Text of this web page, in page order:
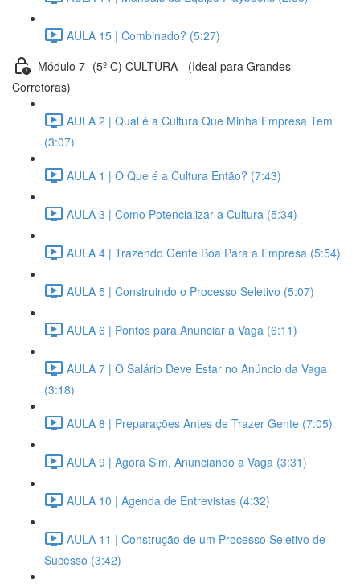
AULA 15 | Combinado? (5:27)
Módulo 7- (5º C) CULTURA - (Ideal para Grandes
Corretoras)
AULA 2 | Qual é a Cultura Que Minha Empresa Tem
(3:07)
AULA 1 | O Que é a Cultura Então? (7:43)
AULA 3 | Como Potencializar a Cultura (5:34)
AULA 4 | Trazendo Gente Boa Para a Empresa (5:54)
AULA 5 | Construindo o Processo Seletivo (5:07)
AULA 6 | Pontos para Anunciar a Vaga (6:11)
AULA 7 | O Salário Deve Estar no Anúncio da Vaga
(3:18)
AULA 8 | Preparações Antes de Trazer Gente (7:05)
AULA 9 | Agora Sim, Anunciando a Vaga (3:31)
AULA 10 | Agenda de Entrevistas (4:32)
AULA 11 | Construção de um Processo Seletivo de
Sucesso (3:42)